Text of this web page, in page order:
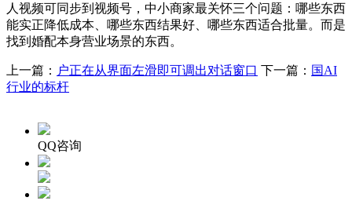
人视频可同步到视频号，中小商家最关怀三个问题：哪些东西
能实正降低成本、哪些东西结果好、哪些东西适合批量。而是
找到婚配本身营业场景的东西。
上一篇： 户正在从界面左滑即可调出对话窗口 下一篇： 国AI
行业的标杆
QQ咨询